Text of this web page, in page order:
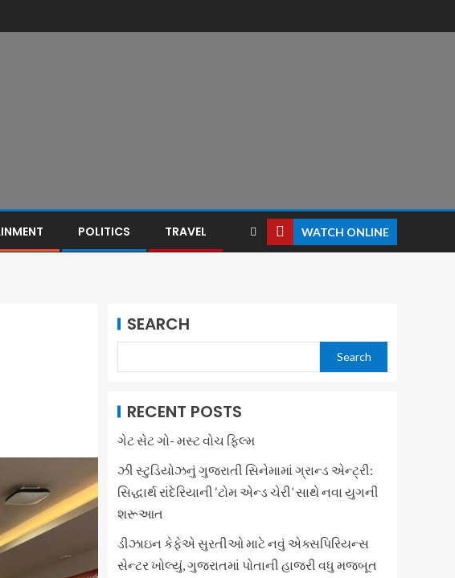
POLITICS TRAVEL WATCH ONLINE
SEARCH
Search
RECENT POSTS
ગેટ સેટ ગો- મસ્ટ વોચ ફિલ્મ
ઝી સ્ટુડિયોઝનું ગુજરાતી સિનેમામાં ગ્રાન્ડ એન્ટ્રી:
સિદ્ધાર્થ રાંદેરિયાની ‘ટોમ એન્ડ ચેરી’ સાથે નવા યુગની
શરૂઆત
ડીઝાઇન કેફેએ સુરતીઓ માટે નવું એક્સપિરિયન્સ
સેન્ટર ખોલ્યું, ગુજરાતમાં પોતાની હાજરી વધુ મજબૂત